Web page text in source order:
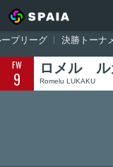
トップ ワールドカップ
プリーグ 決勝トーナ
FW
9
ロメル ル
Romelu LUKAKU